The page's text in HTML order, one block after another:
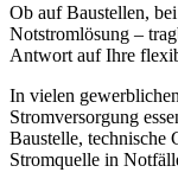
Ob auf Baustellen,
Notstromlösung –
Antwort auf Ihre
In vielen
Stromversorgung
Baustelle, technische
Stromquelle in